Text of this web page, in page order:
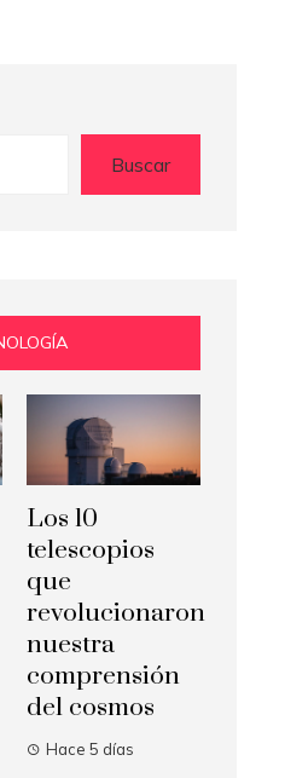
Buscar
Los 10
telescopios
que
revolucionaron
nuestra
comprensión
del cosmos
Hace 5 días